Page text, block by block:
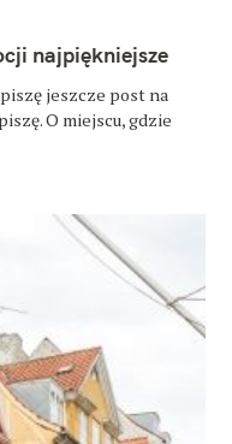
najpiękniejsze
jeszcze post na
O miejscu, gdzie